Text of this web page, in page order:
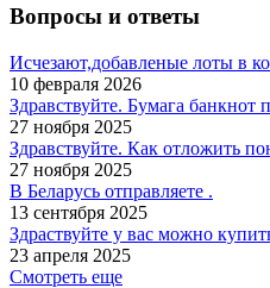
Вопросы и ответы
Исчезают,добавленые лоты в
10 февраля 2026
Здравствуйте. Бумага банкнот
27 ноября 2025
Здравствуйте. Как отложить
27 ноября 2025
В Беларусь отправляете .
13 сентября 2025
Здраствуйте у вас можно
23 апреля 2025
Смотреть еще